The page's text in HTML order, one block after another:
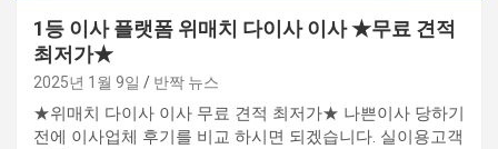
1등 이사 플랫폼 위매치 다이사 이사 ★무료 견적
최저가★
2025년 1월 9일 반짝 뉴스
★위매치 다이사 이사 무료 견적 최저가★ 나쁜이사 당하기
전에 이사업체 후기를 비교 하시면 되겠습니다. 실이용고객